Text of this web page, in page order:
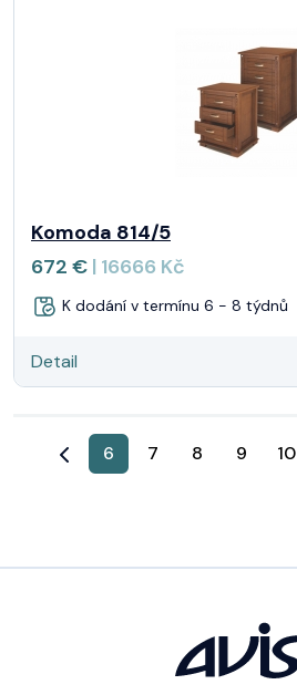
Komoda 814/5
672 € | 16666 Kč
K dodání v termínu 6 - 8 týdnů
Detail
6 7 8 9 10